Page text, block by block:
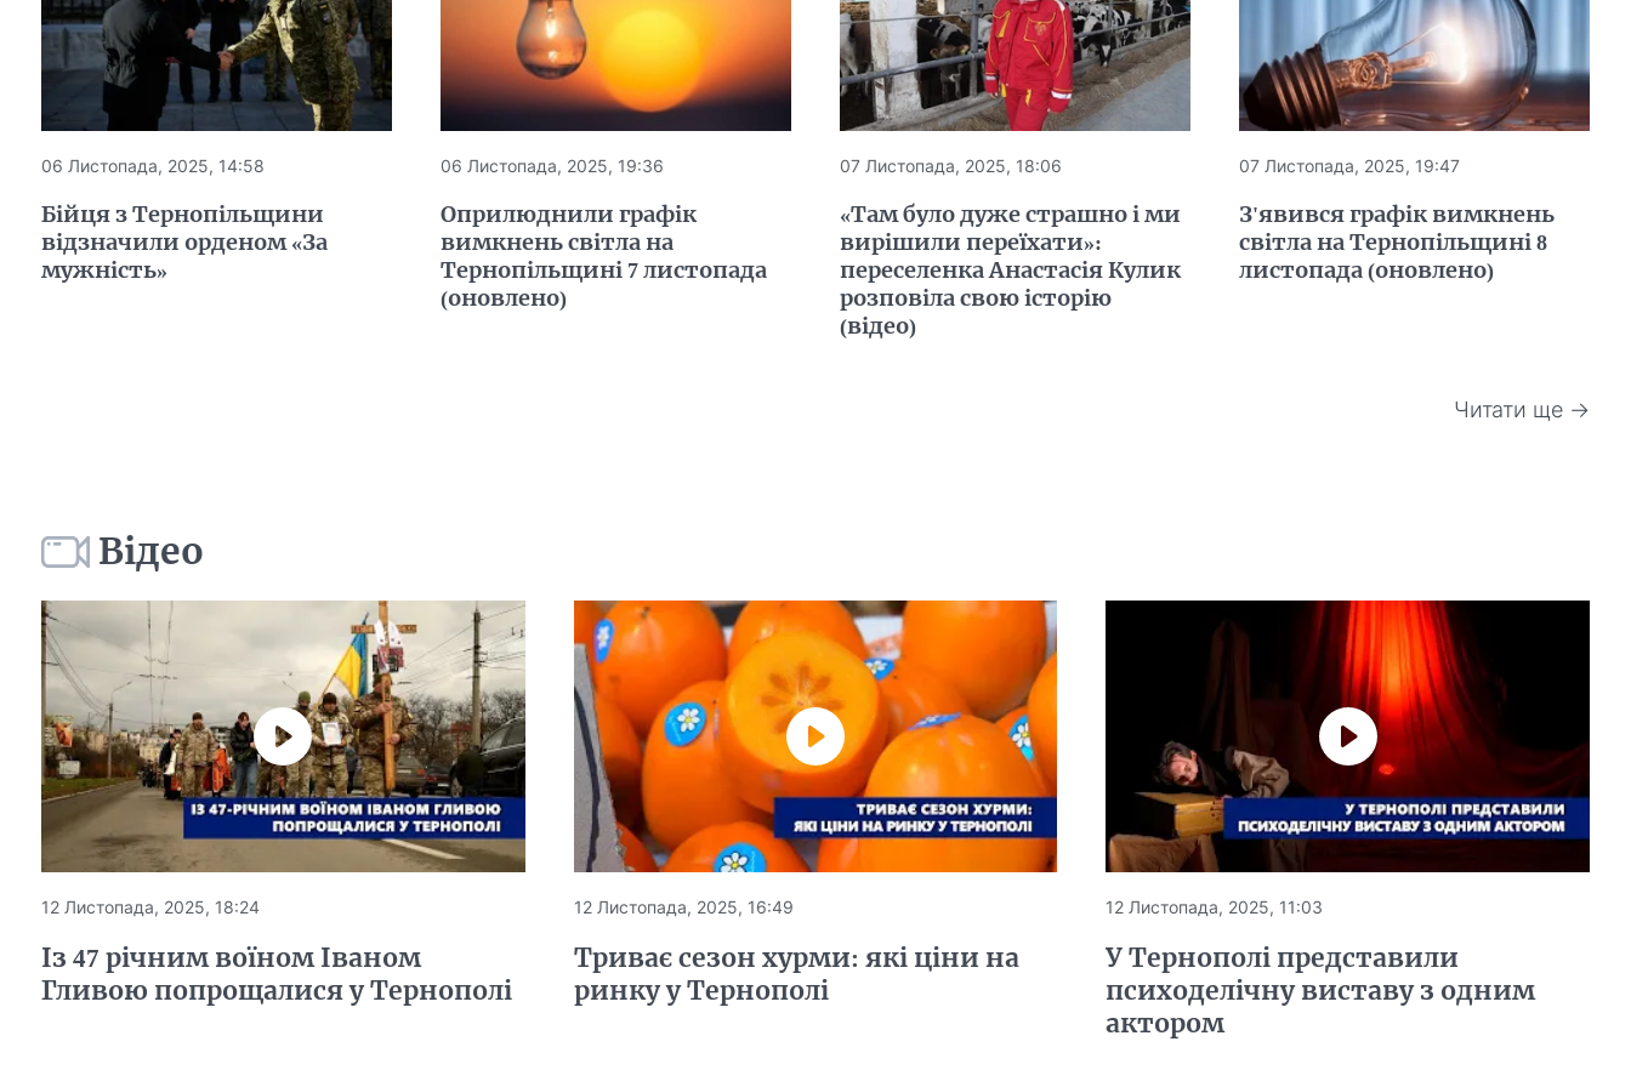
06 Листопада, 2025, 14:58
Бійця з Тернопільщини
відзначили орденом «За
мужність»
06 Листопада, 2025, 19:36
Оприлюднили графік
вимкнень світла на
Тернопільщині 7 листопада
(оновлено)
07 Листопада, 2025, 18:06
«Там було дуже страшно і ми
вирішили переїхати»:
переселенка Анастасія Кулик
розповіла свою історію
(відео)
07 Листопада, 2025, 19:47
З'явився графік вимкнень
світла на Тернопільщині 8
листопада (оновлено)
Читати ще →
Відео
12 Листопада, 2025, 18:24
Із 47 річним воїном Іваном
Гливою попрощалися у Тернополі
12 Листопада, 2025, 16:49
Триває сезон хурми: які ціни на
ринку у Тернополі
12 Листопада, 2025, 11:03
У Тернополі представили
психоделічну виставу з одним
актором